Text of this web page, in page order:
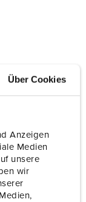
Über Cookies
Anzeigen
Medien
unsere
wir